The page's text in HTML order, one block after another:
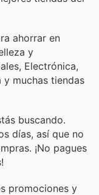
ahorrar en
y
Electrónica,
muchas tiendas
buscando.
días, así que no
¡No pagues
promociones y